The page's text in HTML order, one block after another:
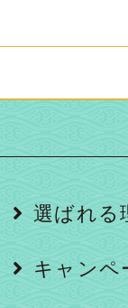
選ばれる
キャンペ